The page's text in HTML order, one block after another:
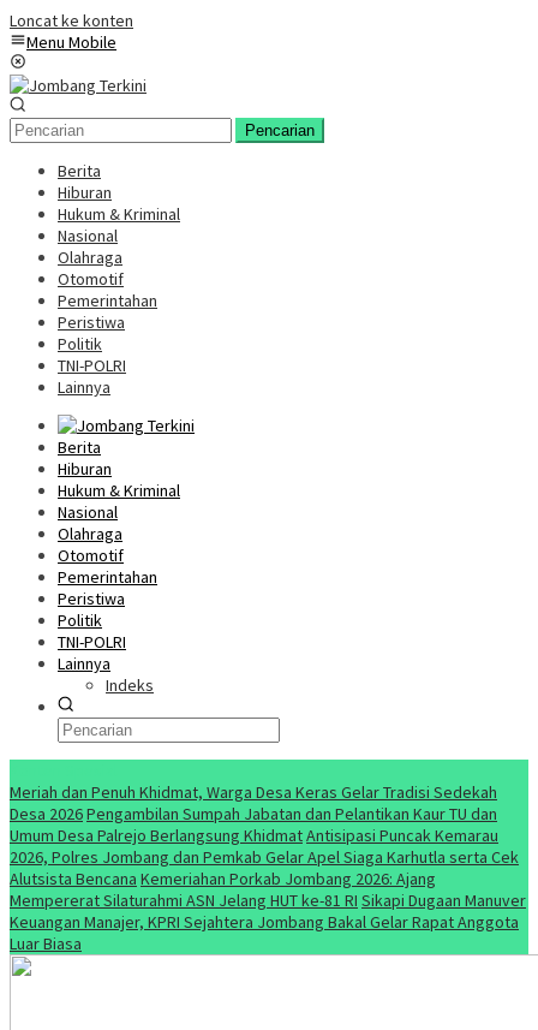
Loncat ke konten
Menu Mobile
Pencarian
Berita
Hiburan
Hukum & Kriminal
Nasional
Olahraga
Otomotif
Pemerintahan
Peristiwa
Politik
TNI-POLRI
Lainnya
Berita
Hiburan
Hukum & Kriminal
Nasional
Olahraga
Otomotif
Pemerintahan
Peristiwa
Politik
TNI-POLRI
Lainnya
Indeks
Meriah dan Penuh Khidmat, Warga Desa Keras Gelar Tradisi Sedekah
Desa 2026Pengambilan Sumpah Jabatan dan Pelantikan Kaur TU dan
Umum Desa Palrejo Berlangsung KhidmatAntisipasi Puncak Kemarau
2026, Polres Jombang dan Pemkab Gelar Apel Siaga Karhutla serta Cek
Alutsista Bencana Kemeriahan Porkab Jombang 2026: Ajang
Mempererat Silaturahmi ASN Jelang HUT ke-81 RI Sikapi Dugaan Manuver
Keuangan Manajer, KPRI Sejahtera Jombang Bakal Gelar Rapat Anggota
Luar Biasa